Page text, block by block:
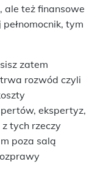
ale też finansowe
tym
zatem
rozwód czyli
ekspertyz,
tych rzeczy
poza salą